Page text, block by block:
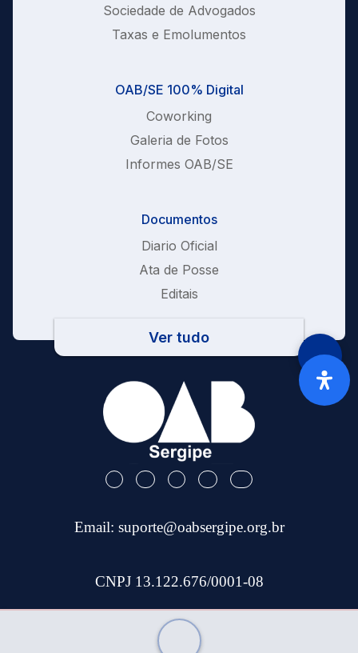
Sociedade de Advogados
Taxas e Emolumentos
OAB/SE 100% Digital
Coworking
Galeria de Fotos
Informes OAB/SE
Documentos
Diario Oficial
Ata de Posse
Editais
Ver tudo
Email: suporte@oabsergipe.org.br
CNPJ 13.122.676/0001-08
Telefone: (79) 3301-9100